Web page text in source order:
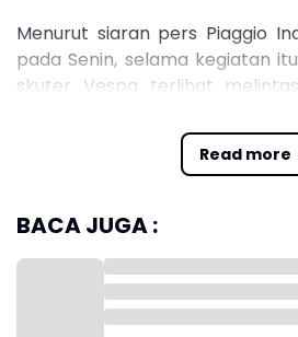
Read more
Menurut siaran pers Piaggio
pada Senin, selama kegiatan
skuter Vespa terlihat
menarik perhatian warga dan
yang dilaksanakan selama
diubah menjadi Vespa Village.
Di Vespa Village, pengunjung
BACA JUGA :